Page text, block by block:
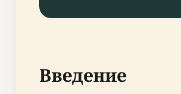
Введение